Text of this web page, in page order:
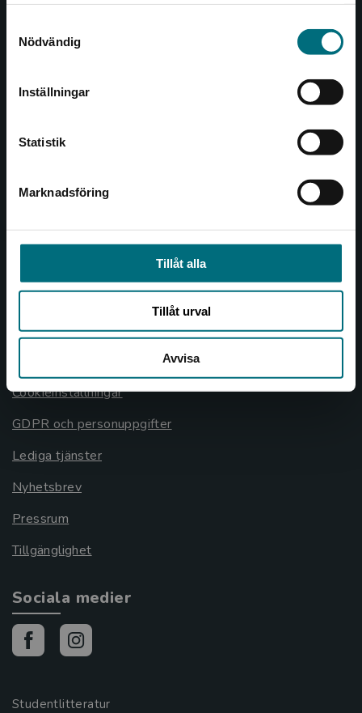
Nödvändig
Inställningar
Statistik
Marknadsföring
Tillåt alla
Tillåt urval
Avvisa
Sverige. För att kunna slutföra ett köp måste
Besöksadress:
Åkergränden 1
Kontakta kundservice
Köpvillkor
Allmänna länkar
Om oss
Cookieinställningar
GDPR och personuppgifter
Lediga tjänster
Nyhetsbrev
Pressrum
Tillgänglighet
Sociala medier
Studentlitteratur